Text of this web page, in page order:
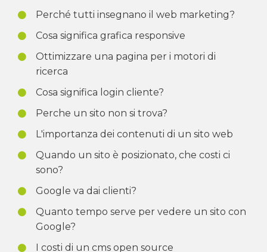
Perché tutti insegnano il web marketing?
Cosa significa grafica responsive
Ottimizzare una pagina per i motori di
ricerca
Cosa significa login cliente?
Perche un sito non si trova?
L'importanza dei contenuti di un sito web
Quando un sito è posizionato, che costi ci
sono?
Google va dai clienti?
Quanto tempo serve per vedere un sito con
Google?
I costi di un cms open source